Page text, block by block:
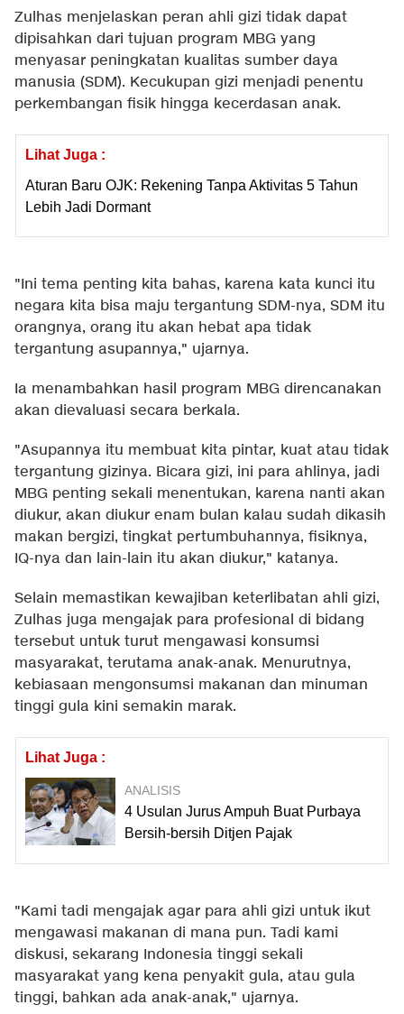
Zulhas menjelaskan peran ahli gizi tidak dapat
dipisahkan dari tujuan program MBG yang
menyasar peningkatan kualitas sumber daya
manusia (SDM). Kecukupan gizi menjadi penentu
perkembangan fisik hingga kecerdasan anak.
Lihat Juga :
Aturan Baru OJK: Rekening Tanpa Aktivitas 5 Tahun
Lebih Jadi Dormant
"Ini tema penting kita bahas, karena kata kunci itu
negara kita bisa maju tergantung SDM-nya, SDM itu
orangnya, orang itu akan hebat apa tidak
tergantung asupannya," ujarnya.
Ia menambahkan hasil program MBG direncanakan
akan dievaluasi secara berkala.
"Asupannya itu membuat kita pintar, kuat atau tidak
tergantung gizinya. Bicara gizi, ini para ahlinya, jadi
MBG penting sekali menentukan, karena nanti akan
diukur, akan diukur enam bulan kalau sudah dikasih
makan bergizi, tingkat pertumbuhannya, fisiknya,
IQ-nya dan lain-lain itu akan diukur," katanya.
Selain memastikan kewajiban keterlibatan ahli gizi,
Zulhas juga mengajak para profesional di bidang
tersebut untuk turut mengawasi konsumsi
masyarakat, terutama anak-anak. Menurutnya,
kebiasaan mengonsumsi makanan dan minuman
tinggi gula kini semakin marak.
Lihat Juga :
ANALISIS
4 Usulan Jurus Ampuh Buat Purbaya
Bersih-bersih Ditjen Pajak
"Kami tadi mengajak agar para ahli gizi untuk ikut
mengawasi makanan di mana pun. Tadi kami
diskusi, sekarang Indonesia tinggi sekali
masyarakat yang kena penyakit gula, atau gula
tinggi, bahkan ada anak-anak," ujarnya.